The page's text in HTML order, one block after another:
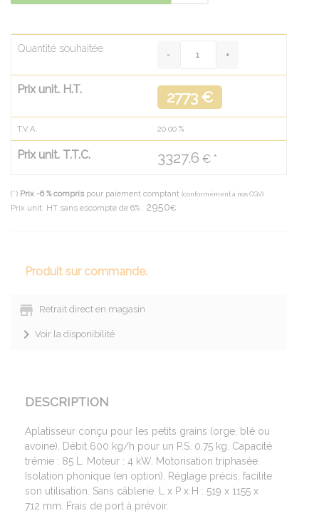
Quantité souhaitée
Prix unit. H.T. 2773 €
T.V.A. 20.00 %
Prix unit. T.T.C. 3327.6 € *
(*) Prix -6 % compris pour paiement comptant (conformément à nos CGV)
Prix unit. HT sans escompte de 6% : 2950€
Produit sur commande.
Retrait direct en magasin
Voir la disponibilité
DESCRIPTION
Aplatisseur conçu pour les petits grains (orge, blé ou
avoine). Débit 600 kg/h pour un P.S. 0.75 kg. Capacité
trémie : 85 L. Moteur : 4 kW. Motorisation triphasée
Isolation phonique (en option). Réglage précis, facilite
son utilisation. Sans câblerie. L x P x H : 519 x 1155 x
712 mm. Frais de port à prévoir.